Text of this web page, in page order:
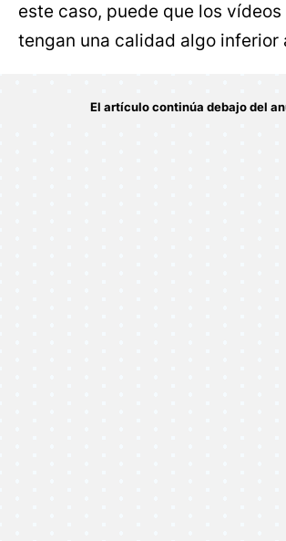
este caso, puede que los
tengan una calidad algo inferior